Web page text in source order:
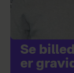
Se
er